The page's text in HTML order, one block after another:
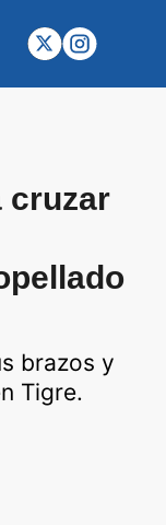
cruzar
brazos y
Tigre.